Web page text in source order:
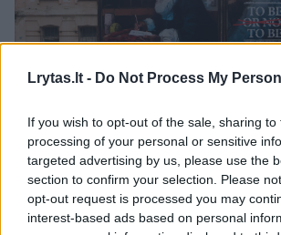
Lrytas.lt - Do Not Process My
If you wish to opt-out of the sale, sharing
processing of your personal or sensitive
targeted advertising by us, please use the
section to confirm your selection. Please
opt-out request is processed you may
interest-based ads based on personal
Vienas naujausių A.Kriščiūno darbų – į
perkeltas dramaturgas
išvysti sostinės Paupio rajone.